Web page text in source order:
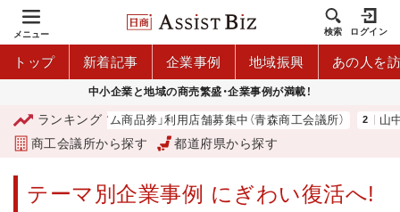
メニュー 検索 ログイン
トップ 新着記事 企業事例 地域振興 あの人を
中小企業と地域の商売繁盛・企業事例が満載！
ランキング
森市プレミアム商品券」利用店舗募集中（青森商工会議所） 山中伸弥
商工会議所から探す 都道府県から探す
テーマ別企業事例 にぎわい復活へ!